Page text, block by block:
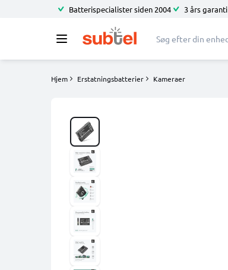
Batterispecialister siden 2004 3 års garanti
Hjem Erstatningsbatterier Kameraer